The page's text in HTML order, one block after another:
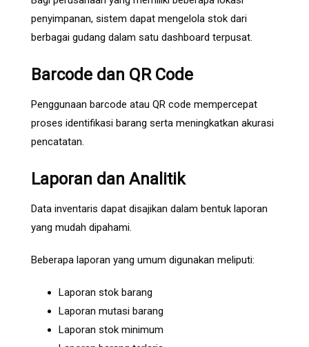
penyimpanan, sistem dapat mengelola stok dari
berbagai gudang dalam satu dashboard terpusat.
Barcode dan QR Code
Penggunaan barcode atau QR code mempercepat
proses identifikasi barang serta meningkatkan akurasi
pencatatan.
Laporan dan Analitik
Data inventaris dapat disajikan dalam bentuk laporan
yang mudah dipahami.
Beberapa laporan yang umum digunakan meliputi:
Laporan stok barang
Laporan mutasi barang
Laporan stok minimum